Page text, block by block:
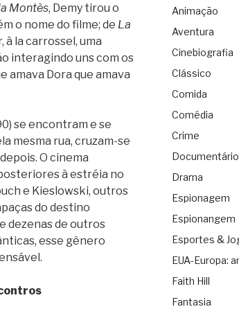
Montès, Demy tirou o
o nome do filme; de La
la carrossel, uma
interagindo uns com os
amava Dora que amava
se encontram e se
mesma rua, cruzam-se
O cinema
à estréia no
e Kieslowski, outros
do destino
dezenas de outros
esse gênero
Animação
Aventura
Cinebiografia
Clássico
Comida
Comédia
Crime
Documentário
Drama
Espionagem
Espionangem
Esportes &
EUA-Europa:
Faith Hill
Fantasia